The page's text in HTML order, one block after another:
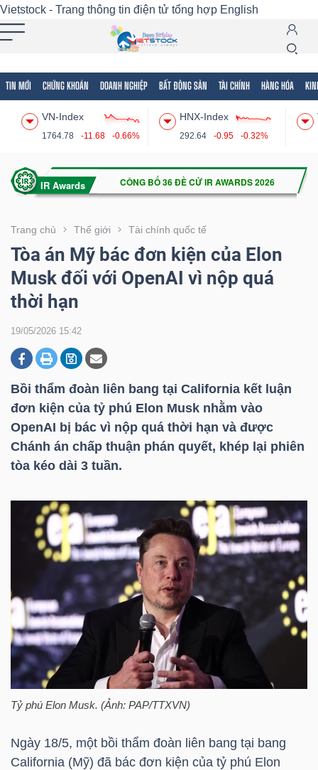
Vietstock - Trang thông tin điện tử tổng hợp English
TIN MỚI CHỨNG KHOÁN DOANH NGHIỆP BẤT ĐỘNG SẢN TÀI CHÍNH HÀNG HÓA
VN-Index
1764.78 -11.68 -0.66%
HNX-Index
292.64 -0.95 -0.32%
Trang chủ Thế giới Tài chính quốc tế
Tòa án Mỹ bác đơn kiện của Elon
Musk đối với OpenAI vì nộp quá
thời hạn
19/05/2026 15:42
Bồi thẩm đoàn liên bang tại California kết luận
đơn kiện của tỷ phú Elon Musk nhằm vào
OpenAI bị bác vì nộp quá thời hạn và được
Chánh án chấp thuận phán quyết, khép lại phiên
tòa kéo dài 3 tuần.
Tỷ phú Elon Musk. (Ảnh: PAP/TTXVN)
Ngày 18/5, một bồi thẩm đoàn liên bang tại bang
California (Mỹ) đã bác đơn kiện của tỷ phú Elon
Tất cả Tính năng Ngành Mã chứng khoán
Tính
(-)
VIETSTOCK
CHỨNG
KHOÁN
DOANH
NGHIỆP
BẤT
ĐỘNG
TÀI
HÀNG
HÓA
TẾ